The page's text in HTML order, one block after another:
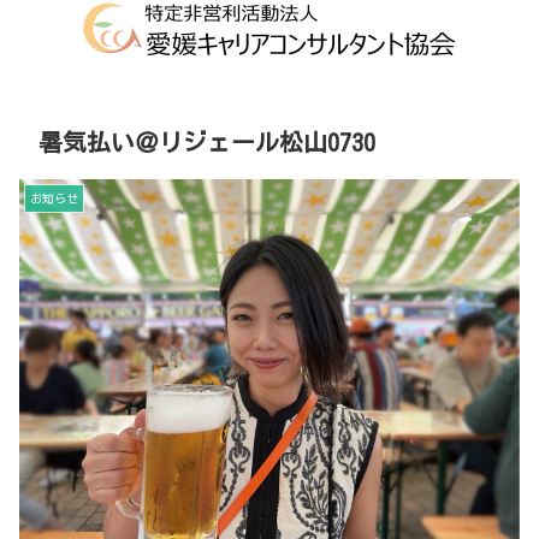
暑気払い＠リジェール松山0730
お知らせ